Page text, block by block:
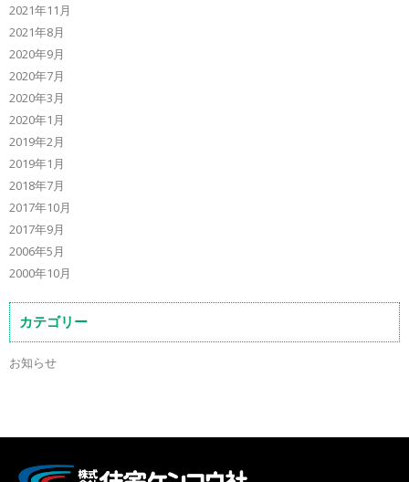
2021年11月
2021年8月
2020年9月
2020年7月
2020年3月
2020年1月
2019年2月
2019年1月
2018年7月
2017年10月
2017年9月
2006年5月
2000年10月
カテゴリー
お知らせ